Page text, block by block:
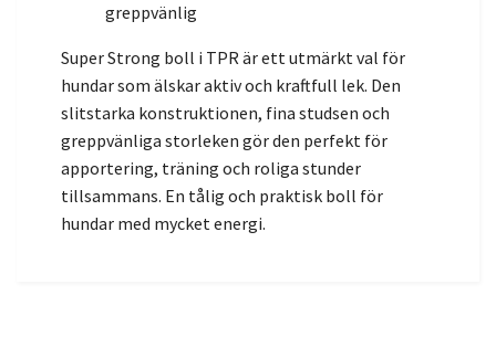
greppvänlig
Super Strong boll i TPR är ett utmärkt val för
hundar som älskar aktiv och kraftfull lek. Den
slitstarka konstruktionen, fina studsen och
greppvänliga storleken gör den perfekt för
apportering, träning och roliga stunder
tillsammans. En tålig och praktisk boll för
hundar med mycket energi.